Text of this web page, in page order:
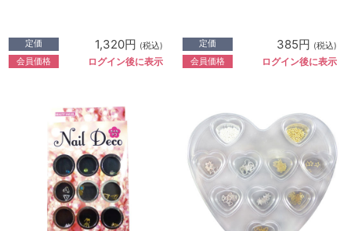
定価 1,320円 (税込)
会員価格 ログイン後に表示
定価 385円 (税込)
会員価格 ログイン後に表示